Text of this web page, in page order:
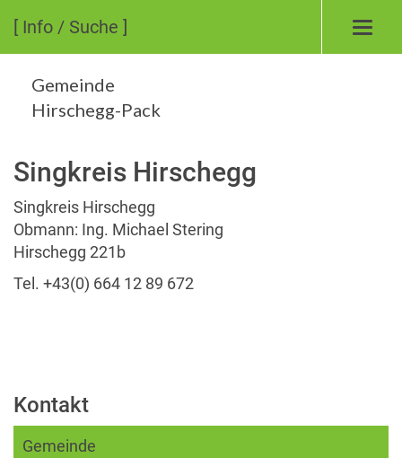
[ Info / Suche ]
Gemeinde
Hirschegg-Pack
Singkreis Hirschegg
Singkreis Hirschegg
Obmann: Ing. Michael Stering
Hirschegg 221b
Tel. +43(0) 664 12 89 672
Kontakt
Gemeinde